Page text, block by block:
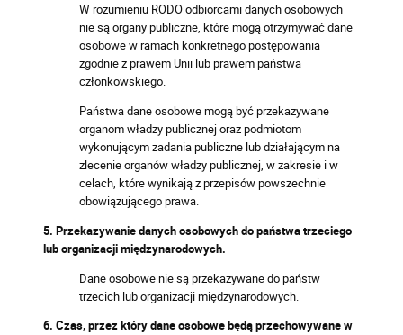
W rozumieniu RODO odbiorcami danych osobowych
nie są organy publiczne, które mogą otrzymywać dane
osobowe w ramach konkretnego postępowania
zgodnie z prawem Unii lub prawem państwa
członkowskiego.
Państwa dane osobowe mogą być przekazywane
organom władzy publicznej oraz podmiotom
wykonującym zadania publiczne lub działającym na
zlecenie organów władzy publicznej, w zakresie i w
celach, które wynikają z przepisów powszechnie
obowiązującego prawa.
5. Przekazywanie danych osobowych do państwa trzeciego
lub organizacji międzynarodowych.
Dane osobowe nie są przekazywane do państw
trzecich lub organizacji międzynarodowych.
6. Czas, przez który dane osobowe będą przechowywane w